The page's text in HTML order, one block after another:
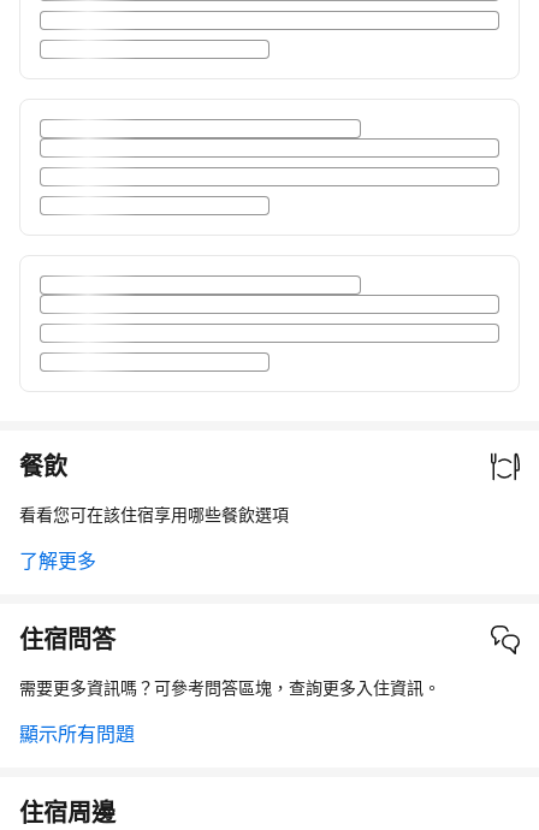
餐飲
看看您可在該住宿享用哪些餐飲選項
了解更多
住宿問答
需要更多資訊嗎？可參考問答區塊，查詢更多入住資訊。
顯示所有問題
住宿周邊